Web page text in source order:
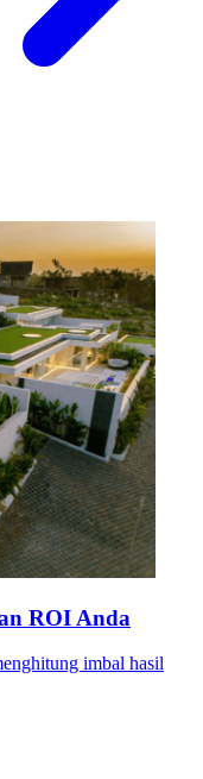
ROI Anda
imbal hasil